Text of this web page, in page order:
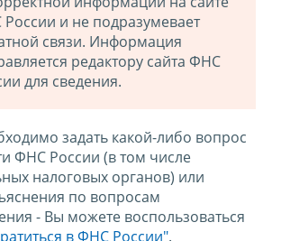
и не подразумевает
связи. Информация
редактору сайта ФНС
для сведения.
задать какой-либо вопрос
ФНС России (в том числе
налоговых органов) или
по вопросам
- Вы можете воспользоваться
в ФНС России".